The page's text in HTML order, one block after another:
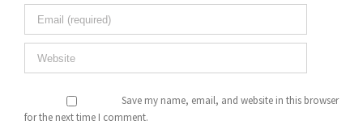
Save my name, email, and website in this browser
for the next time I comment.